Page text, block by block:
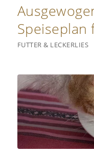
Speiseplan
FUTTER & LECKERLIES